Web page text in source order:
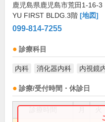
鹿児島県鹿児島市荒田1-16-3
YU FIRST BLDG.3階 [地図]
099-814-7255
診療科目
内科 消化器内科 内視鏡
診療/受付時間・休診日